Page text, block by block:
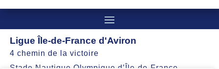
Ligue Île-de-France d'Aviron
4 chemin de la victoire